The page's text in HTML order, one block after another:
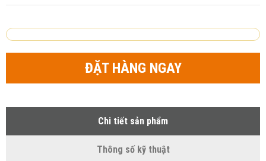
ĐẶT HÀNG NGAY
Chi tiết sản phẩm
Thông số kỹ thuật